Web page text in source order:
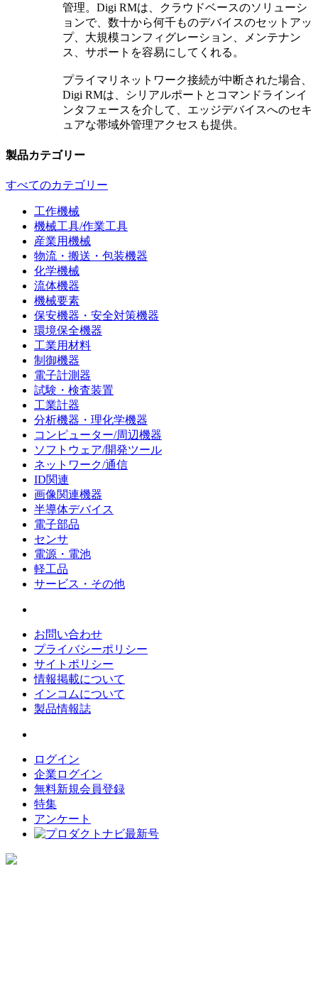
管理。Digi RMは、クラウドベースのソリューシ
ョンで、数十から何千ものデバイスのセットアッ
プ、大規模コンフィグレーション、メンテナン
ス、サポートを容易にしてくれる。
プライマリネットワーク接続が中断された場合、
Digi RMは、シリアルポートとコマンドラインイ
ンタフェースを介して、エッジデバイスへのセキ
ュアな帯域外管理アクセスも提供。
製品カテゴリー
すべてのカテゴリー
工作機械
機械工具/作業工具
産業用機械
物流・搬送・包装機器
化学機械
流体機器
機械要素
保安機器・安全対策機器
環境保全機器
工業用材料
制御機器
電子計測器
試験・検査装置
工業計器
分析機器・理化学機器
コンピューター/周辺機器
ソフトウェア/開発ツール
ネットワーク/通信
ID関連
画像関連機器
半導体デバイス
電子部品
センサ
電源・電池
軽工品
サービス・その他
お問い合わせ
プライバシーポリシー
サイトポリシー
情報掲載について
インコムについて
製品情報誌
ログイン
企業ログイン
無料新規会員登録
特集
アンケート